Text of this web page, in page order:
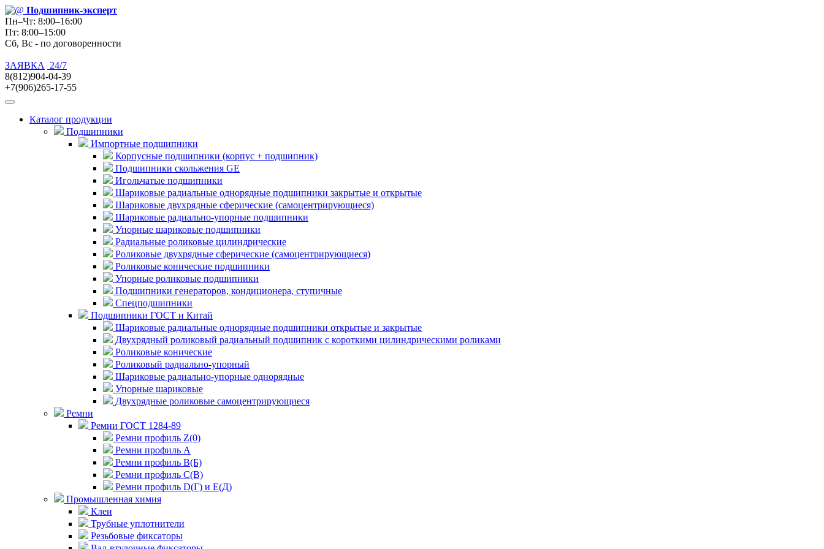
Подшипник-эксперт
Пн–Чт: 8:00–16:00
Пт: 8:00–15:00
Сб, Вс - по договоренности
ЗАЯВКА
24/7
8(812)904-04-39
+7(906)265-17-55
Каталог продукции
Подшипники
Импортные подшипники
Корпусные подшипники (корпус + подшипник)
Подшипники скольжения GE
Игольчатые подшипники
Шариковые радиальные однорядные подшипники закрытые и открытые
Шариковые двухрядные сферические (самоцентрирующиеся)
Шариковые радиально-упорные подшипники
Упорные шариковые подшипники
Радиальные роликовые цилиндрические
Роликовые двухрядные сферические (самоцентрирующиеся)
Роликовые конические подшипники
Упорные роликовые подшипники
Подшипники генераторов, кондиционера, ступичные
Спецподшипники
Подшипники ГОСТ и Китай
Шариковые радиальные однорядные подшипники открытые и закрытые
Двухрядный роликовый радиальный подшипник с короткими цилиндрическими роликами
Роликовые конические
Роликовый радиально-упорный
Шариковые радиально-упорные однорядные
Упорные шариковые
Двухрядные роликовые самоцентрирующиеся
Ремни
Ремни ГОСТ 1284-89
Ремни профиль Z(0)
Ремни профиль А
Ремни профиль В(Б)
Ремни профиль С(В)
Ремни профиль D(Г) и E(Д)
Промышленная химия
Клеи
Трубные уплотнители
Резьбовые фиксаторы